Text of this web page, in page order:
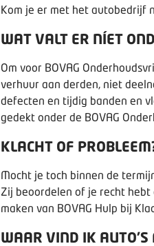
Kom je er met het autobedrijf
WAT VALT ER NÍET
Om voor BOVAG
verhuur aan derden, niet
defecten en tijdig banden en
gedekt onder de BOVAG
KLACHT OF
Mocht je toch binnen de
Zij beoordelen of je recht hebt
maken van BOVAG Hulp bij
WAAR VIND IK AUTO’S